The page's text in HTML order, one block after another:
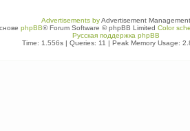
Advertisements byAdvertisement Management
phpBB® Forum Software © phpBB Limited Color
Русская поддержка phpBB
Time: 1.556s | Queries: 11 | Peak Memory Usage: